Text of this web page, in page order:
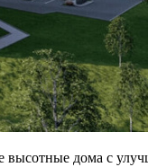
высотные дома с